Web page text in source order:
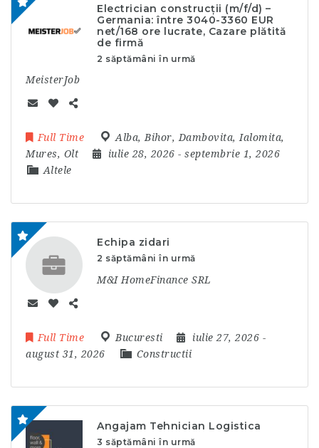
Electrician construcții (m/f/d) –
Germania: între 3040-3360 EUR
net/168 ore lucrate, Cazare plătită
de firmă
2 săptămâni în urmă
MeisterJob
Full Time Alba, Bihor, Dambovita, Ialomita,
Mures, Olt iulie 28, 2026 - septembrie 1, 2026
Altele
Echipa zidari
2 săptămâni în urmă
M&I HomeFinance SRL
Full Time Bucuresti iulie 27, 2026 -
august 31, 2026
Constructii
Angajam Tehnician Logistica
3 săptămâni în urmă